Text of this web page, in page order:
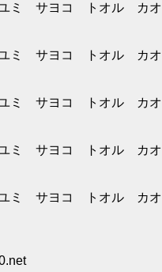
ミ サヨコ トオル カオ
ミ サヨコ トオル カオ
ミ サヨコ トオル カオ
ミ サヨコ トオル カオ
ミ サヨコ トオル カオ